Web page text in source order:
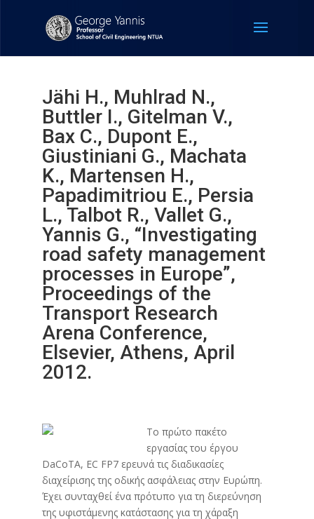
Jähi H., Muhlrad N.,
Buttler I., Gitelman V.,
Bax C., Dupont E.,
Giustiniani G., Machata
K., Martensen H.,
Papadimitriou E., Persia
L., Talbot R., Vallet G.,
Yannis G., “Investigating
road safety management
processes in Europe”,
Proceedings of the
Transport Research
Arena Conference,
Elsevier, Athens, April
2012.
Το πρώτο πακέτο
εργασίας του έργου
DaCoTA, EC FP7 ερευνά τις διαδικασίες
διαχείρισης της οδικής ασφάλειας στην Ευρώπη.
Έχει συνταχθεί ένα πρότυπο για τη διερεύνηση
της υφιστάμενης κατάστασης για τη χάραξη